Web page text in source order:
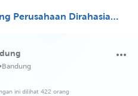
Supervisor Sales Bandung Perusahaan Dirahasiakan
Bandung
ini dilihat 422 orang